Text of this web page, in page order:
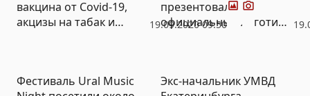
19.09.2020 09:50
вакцина от Covid-19,
акцизы на табак и
ВИДЕО)
презентовали
официальный логотип
Фестиваль Ural Music
Экс-начальник УМВД